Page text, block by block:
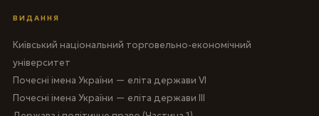
ВИДАННЯ
Київський національний торговельно-економічний
університет
Почесні імена України — еліта держави VI
Почесні імена України — еліта держави III